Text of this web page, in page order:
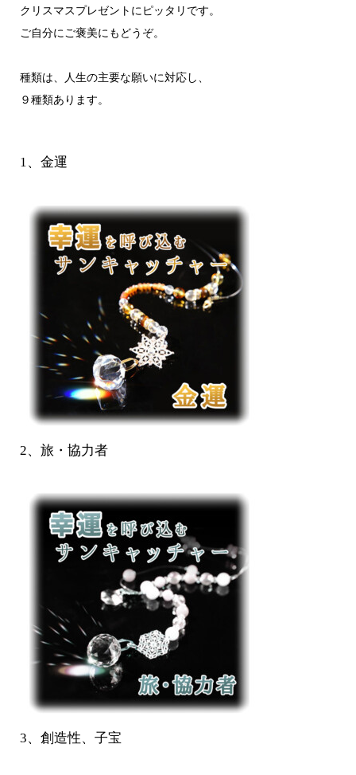
クリスマスプレゼントにピッタリです。
ご自分にご褒美にもどうぞ。
種類は、人生の主要な願いに対応し、
９種類あります。
1、金運
2、旅・協力者
3、創造性、子宝